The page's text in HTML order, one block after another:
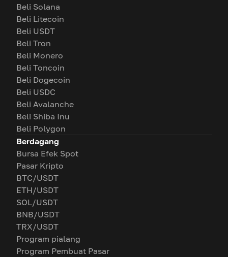
Beli Solana
Beli Litecoin
Beli USDT
Beli Tron
Beli Monero
Beli Toncoin
Beli Dogecoin
Beli USDC
Beli Avalanche
Beli Shiba Inu
Beli Polygon
Berdagang
Bursa Efek Spot
Pasar Kripto
BTC/USDT
ETH/USDT
SOL/USDT
BNB/USDT
TRX/USDT
Program pialang
Program Pembuat Pasar